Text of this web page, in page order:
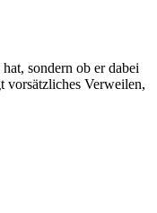
sondern ob er dabei
vorsätzliches Verweilen,